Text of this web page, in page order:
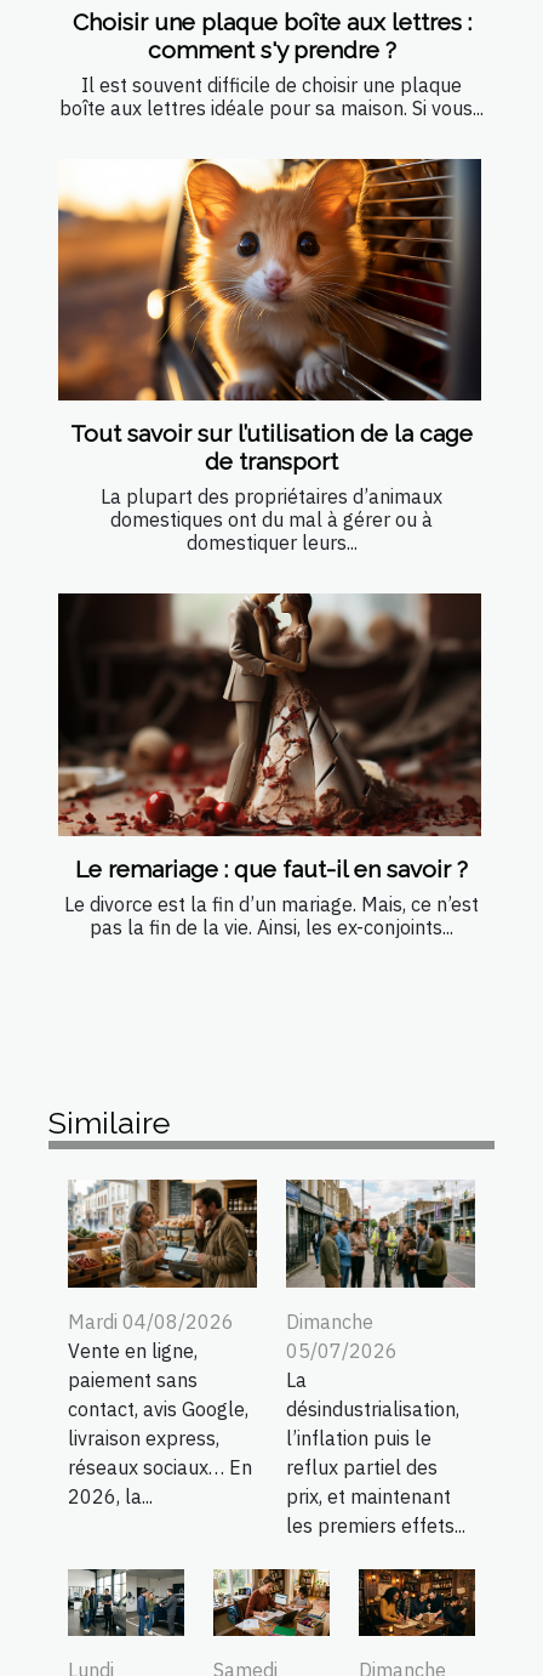
Choisir une plaque boîte aux lettres :
comment s'y prendre ?
Il est souvent difficile de choisir une plaque
boîte aux lettres idéale pour sa maison. Si vous...
Tout savoir sur l’utilisation de la cage
de transport
La plupart des propriétaires d’animaux
domestiques ont du mal à gérer ou à
domestiquer leurs...
Le remariage : que faut-il en savoir ?
Le divorce est la fin d’un mariage. Mais, ce n’est
pas la fin de la vie. Ainsi, les ex-conjoints...
Similaire
Mardi 04/08/2026
Vente en ligne,
paiement sans
contact, avis Google,
livraison express,
réseaux sociaux… En
2026, la...
Dimanche
05/07/2026
La
désindustrialisation,
l’inflation puis le
reflux partiel des
prix, et maintenant
les premiers effets...
Lundi Samedi Dimanche